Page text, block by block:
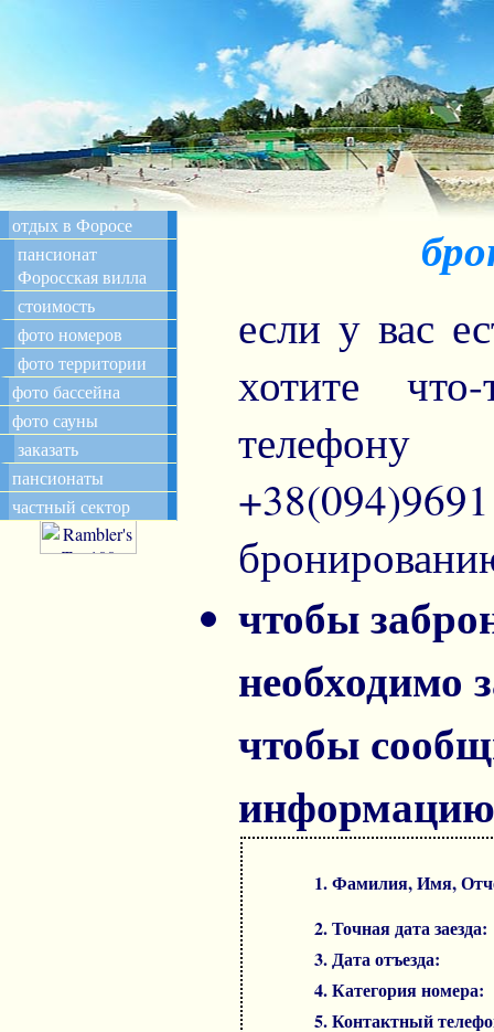
если у вас
хотите
телефону
чтобы
необходимо
чтобы
1. Фамилия, Имя,
2. Точная дата заезда:
3. Дата отъезда:
4. Категория номеpа:
5. Контактный
отдых в Форосе
пансионат
Форосская вилла
стоимость
фото номеров
фото территории
фото бассейна
фото сауны
заказать
пансионаты
частный сектор